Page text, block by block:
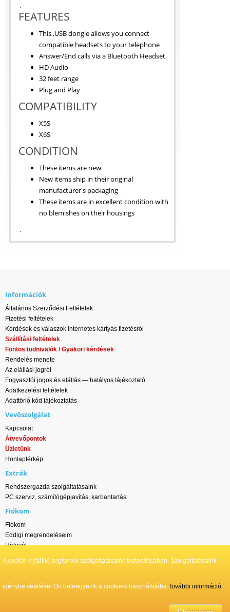
,
FEATURES
This ,USB dongle allows you connect
compatible headsets to your telephone
Answer/End calls via a Bluetooth Headset
HD Audio
32 feet range
Plug and Play
COMPATIBILITY
X5S
X6S
CONDITION
These items are new
New items ship in their original
manufacturer's packaging
These items are in excellent condition with
no blemishes on their housings
,
Információk
Általános Szerződési Feltételek
Fizetési feltételek
Kérdések és válaszok internetes kártyás fizetésről
Szállítási feltételek
Fontos tudnivalók / Gyakori kérdések
Rendelés menete
Az elállási jogról
Fogyasztói jogok és elállás — hatályos tájékoztató
Adatkezelési feltételek
Adattörlő kód tájékoztatás
Vevőszolgálat
Kapcsolat
Átvevőpontok
Üzletünk
Honlaptérkép
Extrák
Rendszergazda szolgáltatásaink
PC szerviz, számítógépjavítás, karbantartás
Fiókom
Fiókom
Eddigi megrendeléseim
Hírlevél
A cookie-k (sütik) segítenek szolgáltatásaink biztosításában. Szolgáltatásaink
igénybe vételével Ön beleegyezik a cookie-k használatába.További információ
¹ Kedvezményes ár: Készpénzes, utánvételes és átutalásos fizetés esetén
² Fogyasztói ár: Bankkártyás fizetés esetén; illetve értékesítőinken keresztül